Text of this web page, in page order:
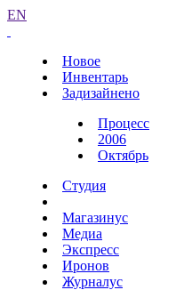
EN
Новое
Инвентарь
Задизайнено
Процесс
2006
Октябрь
Студия
Магазинус
Медиа
Экспресс
Иронов
Журналус